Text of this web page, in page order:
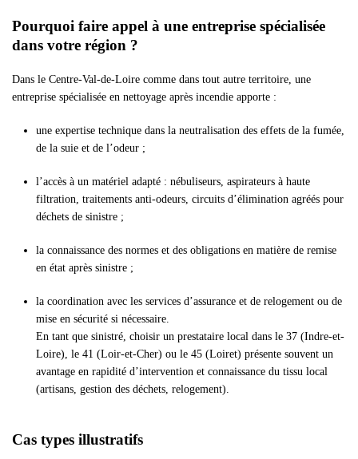
Pourquoi faire appel à une entreprise spécialisée
dans votre région ?
Dans le Centre-Val-de-Loire comme dans tout autre territoire, une
entreprise spécialisée en nettoyage après incendie apporte :
une expertise technique dans la neutralisation des effets de la fumée,
de la suie et de l’odeur ;
l’accès à un matériel adapté : nébuliseurs, aspirateurs à haute
filtration, traitements anti-odeurs, circuits d’élimination agréés pour
déchets de sinistre ;
la connaissance des normes et des obligations en matière de remise
en état après sinistre ;
la coordination avec les services d’assurance et de relogement ou de
mise en sécurité si nécessaire.
En tant que sinistré, choisir un prestataire local dans le 37 (Indre-et-
Loire), le 41 (Loir-et-Cher) ou le 45 (Loiret) présente souvent un
avantage en rapidité d’intervention et connaissance du tissu local
(artisans, gestion des déchets, relogement).
Cas types illustratifs